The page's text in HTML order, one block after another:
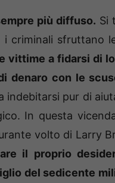
più diffuso. Si
criminali sfruttano
vittime a fidarsi di
denaro con le
indebitarsi pur di
In questa
volto di Larry
il proprio
del sedicente